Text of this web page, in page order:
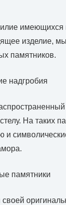
имеющихся
изделие,
памятников.
надгробия
На таких
и
памятники